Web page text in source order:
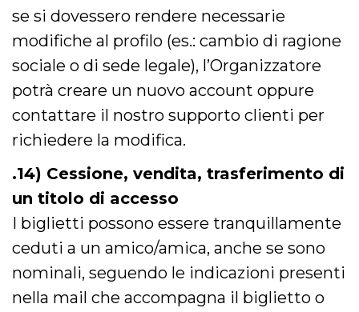
se si dovessero rendere necessarie
modifiche al profilo (es.: cambio di ragione
sociale o di sede legale), l’Organizzatore
potrà creare un nuovo account oppure
contattare il nostro supporto clienti per
richiedere la modifica.
.14) Cessione, vendita, trasferimento di
un titolo di accesso
I biglietti possono essere tranquillamente
ceduti a un amico/amica, anche se sono
nominali, seguendo le indicazioni presenti
nella mail che accompagna il biglietto o